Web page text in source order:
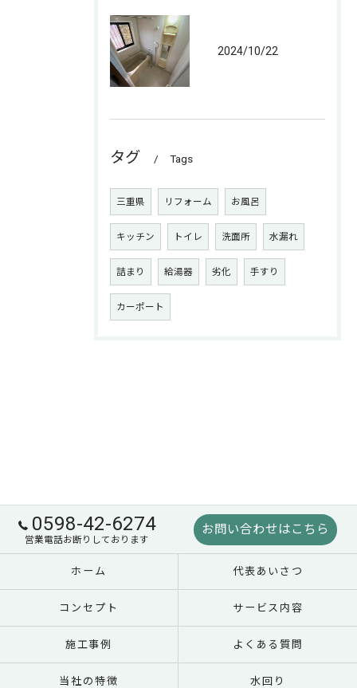
2024/10/22
タグ Tags
三重県 リフォーム お風呂
キッチン トイレ 洗面所 水漏れ
詰まり 給湯器 劣化 手すり
カーポート
0598-42-6274
営業電話お断りしております
お問い合わせはこちら
ホーム 代表あいさつ
コンセプト サービス内容
施工事例 よくある質問
当社の特徴 水回り